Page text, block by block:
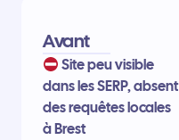
Avant
Site peu visible
dans les SERP, absent
des requêtes locales
à Brest